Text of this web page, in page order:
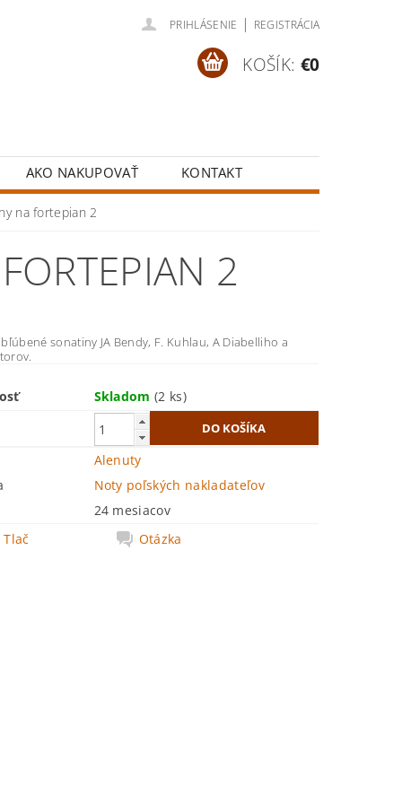
PRIHLÁSENIE | REGISTRÁCIA
KOŠÍK: €0
AKO NAKUPOVAŤ KONTAKT
na fortepian 2
2
sonatiny JA Bendy, F. Kuhlau, A Diabelliho a
Skladom(2 ks)
Alenuty
Noty poľských nakladateľov
24 mesiacov
Tlač
Otázka